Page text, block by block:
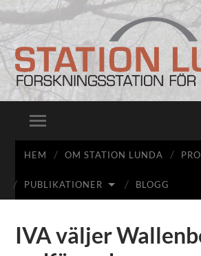
Station
Lunda
Slå
på/av
mobilmeny
HEM OM STATION LUNDA
PUBLIKATIONER BLOGG
IVA väljer